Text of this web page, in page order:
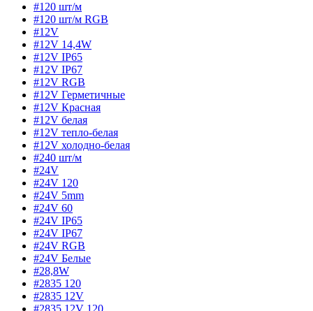
#120 шт/м
#120 шт/м RGB
#12V
#12V 14,4W
#12V IP65
#12V IP67
#12V RGB
#12V Герметичные
#12V Красная
#12V белая
#12V тепло-белая
#12V холодно-белая
#240 шт/м
#24V
#24V 120
#24V 5mm
#24V 60
#24V IP65
#24V IP67
#24V RGB
#24V Белые
#28,8W
#2835 120
#2835 12V